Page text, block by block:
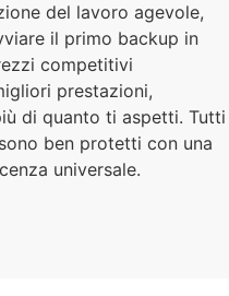
del lavoro agevole,
il primo backup in
competitivi
prestazioni,
di quanto ti aspetti. Tutti
ben protetti con una
universale.